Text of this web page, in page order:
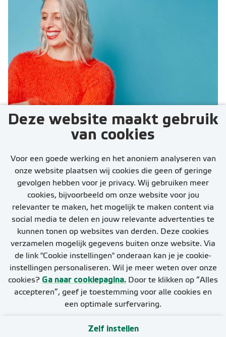
Deze website maakt gebruik
van cookies
Voor een goede werking en het anoniem analyseren van
onze website plaatsen wij cookies die geen of geringe
gevolgen hebben voor je privacy. Wij gebruiken meer
cookies, bijvoorbeeld om onze website voor jou
relevanter te maken, het mogelijk te maken content via
social media te delen en jouw relevante advertenties te
kunnen tonen op websites van derden. Deze cookies
verzamelen mogelijk gegevens buiten onze website. Via
de link "Cookie instellingen" onderaan kan je je cookie-
instellingen personaliseren. Wil je meer weten over onze
cookies? Ga naar cookiepagina. Door te klikken op “Alles
accepteren”, geef je toestemming voor alle cookies en
een optimale surfervaring.
Zelf instellen
vacatures zijn?
Stel job alert in